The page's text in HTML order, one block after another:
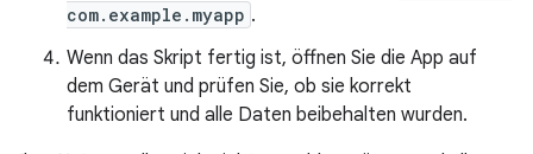
com.example.myapp .
Wenn das Skript fertig ist, öffnen Sie die App auf
dem Gerät und prüfen Sie, ob sie korrekt
funktioniert und alle Daten beibehalten wurden.